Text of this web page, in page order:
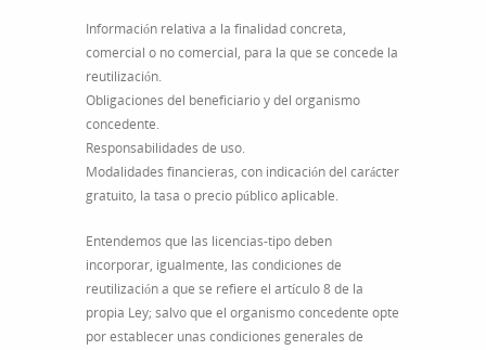
Información relativa a la finalidad concreta,
comercial o no comercial, para la que se concede la
reutilización.
Obligaciones del beneficiario y del organismo
concedente.
Responsabilidades de uso.
Modalidades financieras, con indicación del carácter
gratuito, la tasa o precio público aplicable.
Entendemos que las licencias-tipo deben
incorporar, igualmente, las condiciones de
reutilización a que se refiere el artículo 8 de la
propia Ley; salvo que el organismo concedente opte
por establecer unas condiciones generales de